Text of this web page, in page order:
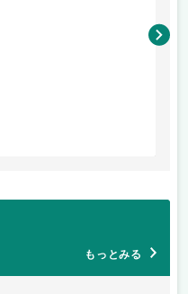
橿
もっとみる